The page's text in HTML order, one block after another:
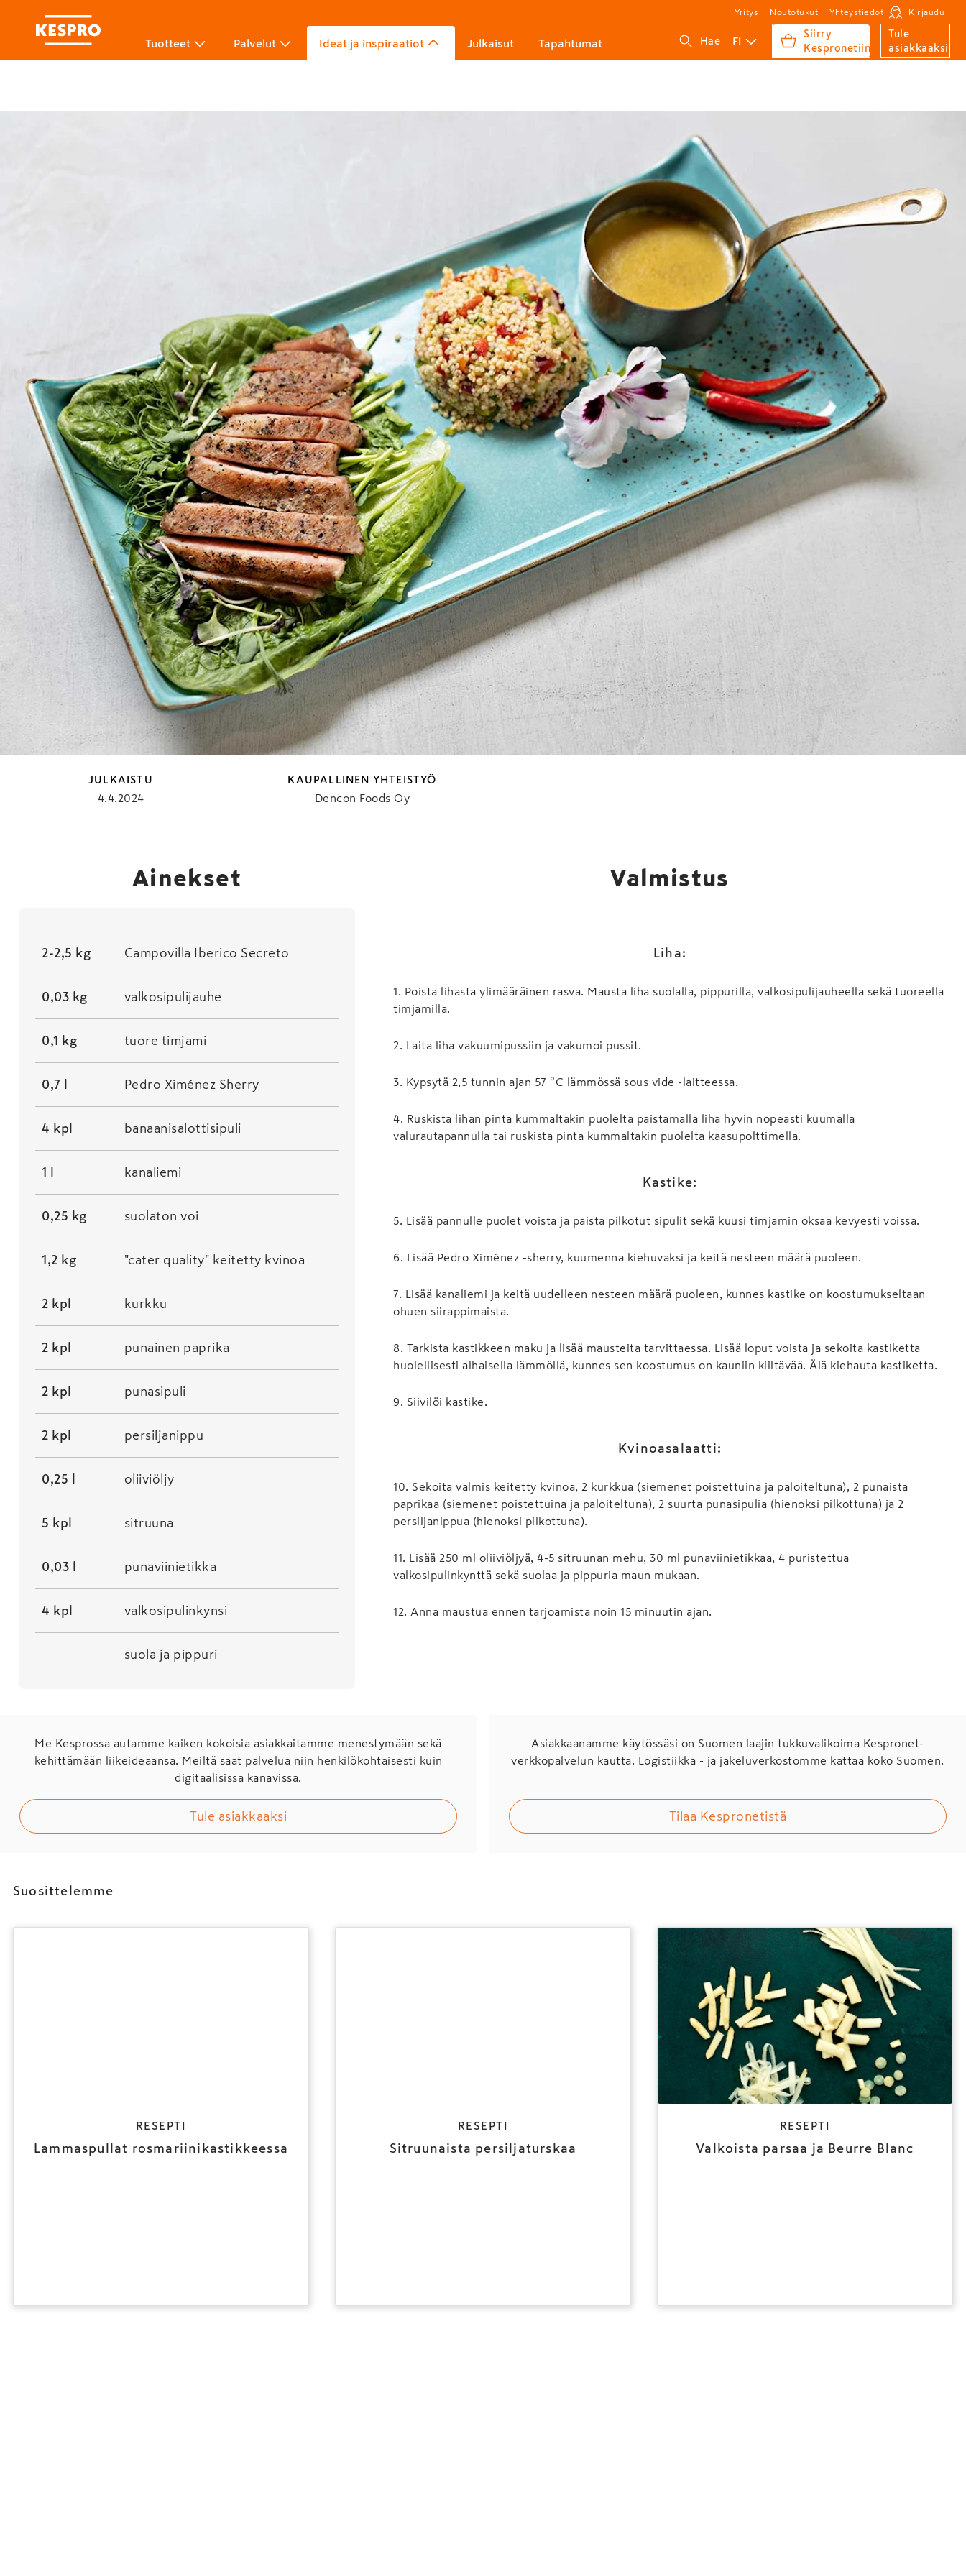
Yritys Noutotukut Yhteystiedot Kirjaudu
Tuotteet Palvelut Ideat ja inspiraatiot Julkaisut Tapahtumat Hae FI
Siirry
Kespronetiin
Tule
asiakkaaksi
Campovilla x Taste & Inspirations-
annos: Campovilla Iberico Secreto
Inspiroidu herkullisesta Campovillan Iberico Secretosta. Nappaa tästä resepti ja kurkkaa
myös muut kauden parhaat ideat Taste & Inspiration -tapahtuman maisteluannoksista.
JULKAISTU
4.4.2024
KAUPALLINEN YHTEISTYÖ
Dencon Foods Oy
Ainekset
2-2,5 kg Campovilla Iberico Secreto
0,03 kg valkosipulijauhe
0,1 kg tuore timjami
0,7 l Pedro Ximénez Sherry
4 kpl banaanisalottisipuli
1 l kanaliemi
0,25 kg suolaton voi
1,2 kg "cater quality" keitetty kvinoa
2 kpl kurkku
2 kpl punainen paprika
2 kpl punasipuli
2 kpl persiljanippu
0,25 l oliiviöljy
5 kpl sitruuna
0,03 l punaviinietikka
4 kpl valkosipulinkynsi
suola ja pippuri
Valmistus
Liha:
1
Poista lihasta ylimääräinen rasva. Mausta liha suolalla, pippurilla, valkosipulijauheella sekä tuoreella
timjamilla.
2 Laita liha vakuumipussiin ja vakumoi pussit.
3 Kypsytä 2,5 tunnin ajan 57 °C lämmössä sous vide -laitteessa.
4
Ruskista lihan pinta kummaltakin puolelta paistamalla liha hyvin nopeasti kuumalla
valurautapannulla tai ruskista pinta kummaltakin puolelta kaasupolttimella.
Kastike:
5 Lisää pannulle puolet voista ja paista pilkotut sipulit sekä kuusi timjamin oksaa kevyesti voissa.
6 Lisää Pedro Ximénez -sherry, kuumenna kiehuvaksi ja keitä nesteen määrä puoleen.
7
Lisää kanaliemi ja keitä uudelleen nesteen määrä puoleen, kunnes kastike on koostumukseltaan
ohuen siirappimaista.
8
Tarkista kastikkeen maku ja lisää mausteita tarvittaessa. Lisää loput voista ja sekoita kastiketta
huolellisesti alhaisella lämmöllä, kunnes sen koostumus on kauniin kiiltävää. Älä kiehauta kastiketta.
9 Siivilöi kastike.
Kvinoasalaatti:
10
Sekoita valmis keitetty kvinoa, 2 kurkkua (siemenet poistettuina ja paloiteltuna), 2 punaista
paprikaa (siemenet poistettuina ja paloiteltuna), 2 suurta punasipulia (hienoksi pilkottuna) ja 2
persiljanippua (hienoksi pilkottuna).
11
Lisää 250 ml oliiviöljyä, 4-5 sitruunan mehu, 30 ml punaviinietikkaa, 4 puristettua
valkosipulinkynttä sekä suolaa ja pippuria maun mukaan.
12 Anna maustua ennen tarjoamista noin 15 minuutin ajan.
Me Kesprossa autamme kaiken kokoisia asiakkaitamme menestymään sekä
kehittämään liikeideaansa. Meiltä saat palvelua niin henkilökohtaisesti kuin
digitaalisissa kanavissa.
Tule asiakkaaksi
Asiakkaanamme käytössäsi on Suomen laajin tukkuvalikoima Kespronet-
verkkopalvelun kautta. Logistiikka - ja jakeluverkostomme kattaa koko Suomen.
Tilaa Kespronetistä
Suosittelemme
RESEPTI
Lammaspullat rosmariinikastikkeessa
RESEPTI
Sitruunaista persiljaturskaa
RESEPTI
Valkoista parsaa ja Beurre Blanc